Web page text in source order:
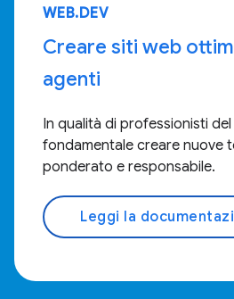
WEB.DEV
Creare siti web
agenti
In qualità di professionisti
fondamentale creare nuove
ponderato e responsabile.
Leggi la